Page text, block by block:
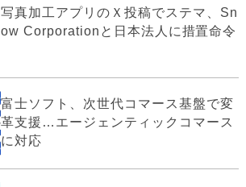
写真加工アプリのＸ投稿でステマ、Sn
ow Corporationと日本法人に措置命令
富士ソフト、次世代コマース基盤で変
革支援…エージェンティックコマース
に対応